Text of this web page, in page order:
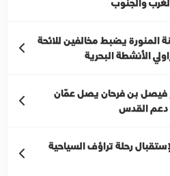
والجنوب
المنورة يضبط مخالفين للائحة
الأنشطة البحرية
فيصل بن فرحان يصل عمّان
دعم القدس
رحلة تراؤف السياحية